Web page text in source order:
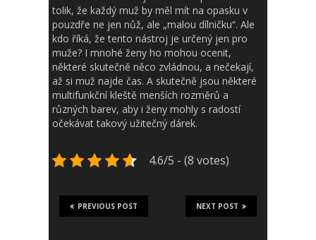
tolik, že každý muž by měl mít na opasku v
pouzdře ne jen nůž, ale „malou dílničku“. Ale
kdo říká, že tento nástroj je určený jen pro
muže? I mnohé ženy ho mohou ocenit,
některé skutečně něco zvládnou, a nečekají,
až si muž najde čas. A skutečně jsou některé
multifunkční kleště menších rozměrů a
různých barev, aby i ženy mohly s radostí
očekávat takový užitečný dárek.
4.6/5 - (8 votes)
NEXT POST
PREVIOUS POST